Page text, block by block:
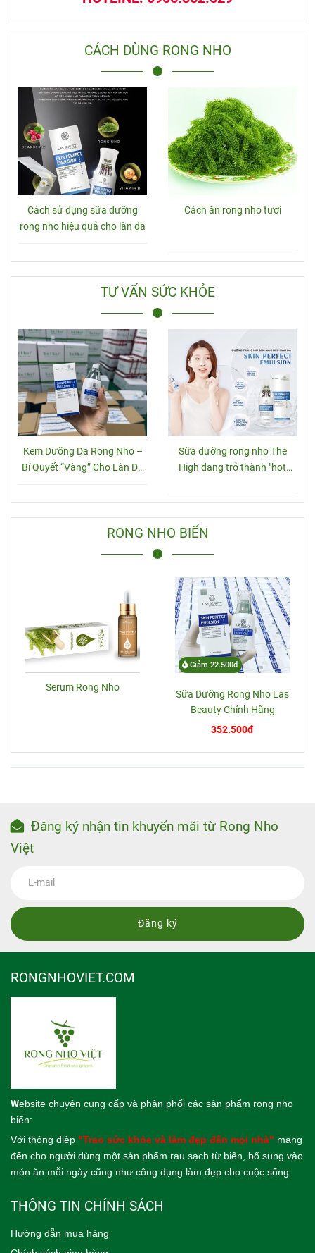
CÁCH DÙNG RONG NHO
Cách sử dụng sữa dưỡng
rong nho hiệu quả cho làn da
Cách ăn rong nho tươi
TƯ VẤN SỨC KHỎE
Kem Dưỡng Da Rong Nho –
Bí Quyết “Vàng” Cho Làn Da
Sữa dưỡng rong nho The
High đang trở thành "hot
RONG NHO BIỂN
Serum Rong Nho
Giảm 22.500đ
Sữa Dưỡng Rong Nho Las
Beauty Chính Hãng
352.500đ
Đăng ký nhận tin khuyến mãi từ Rong Nho
Việt
Đăng ký
RONGNHOVIET.COM
Website chuyên cung cấp và phân phối các sản phẩm rong nho
biển:
Với thông điệp "Trao sức khỏe và làm đẹp đến mọi nhà" mang
đến cho người dùng một sản phẩm rau sạch từ biển, bổ sung vào
món ăn mỗi ngày cũng như công dụng làm đẹp cho cuộc sống.
THÔNG TIN CHÍNH SÁCH
Hướng dẫn mua hàng